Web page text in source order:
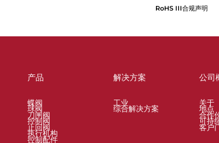
RoHS III合规声明
产品
蝶阀
球阀
刀闸阀
控制阀
止回阀
执行机构
控制配件
解决方案
工业
综合解决方案
公司
关于
地点
合作
可持
客户